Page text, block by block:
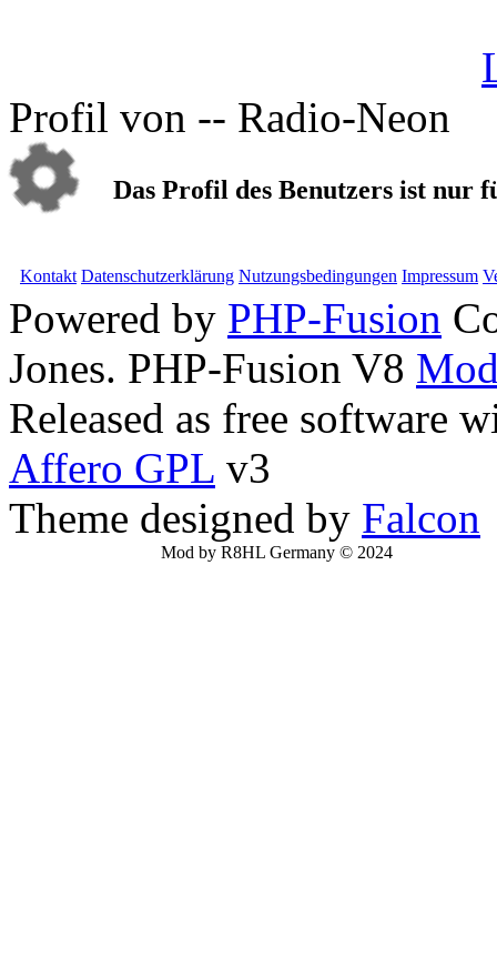
Profil von -- Radio-Neon
Das Profil des Benutzers ist nur
Kontakt Datenschutzerklärung Nutzungsbedingungen Impressum
Powered by PHP-Fusion
Jones. PHP-Fusion V8
Released as free software
Affero GPL v3
Theme designed by Falcon
Mod by R8HL Germany © 2024